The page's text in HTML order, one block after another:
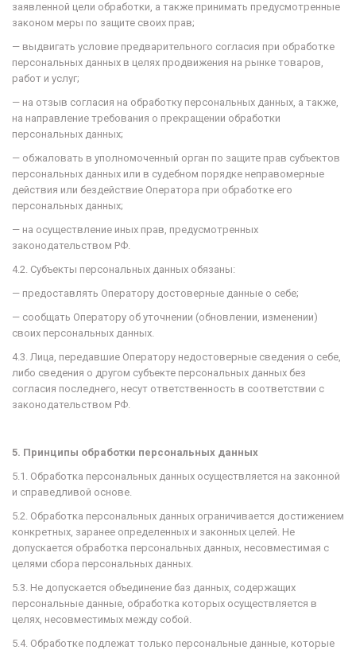
заявленной цели обработки, а также принимать предусмотренные
законом меры по защите своих прав;
— выдвигать условие предварительного согласия при обработке
персональных данных в целях продвижения на рынке товаров,
работ и услуг;
— на отзыв согласия на обработку персональных данных, а также,
на направление требования о прекращении обработки
персональных данных;
— обжаловать в уполномоченный орган по защите прав субъектов
персональных данных или в судебном порядке неправомерные
действия или бездействие Оператора при обработке его
персональных данных;
— на осуществление иных прав, предусмотренных
законодательством РФ.
4.2. Субъекты персональных данных обязаны:
— предоставлять Оператору достоверные данные о себе;
— сообщать Оператору об уточнении (обновлении, изменении)
своих персональных данных.
4.3. Лица, передавшие Оператору недостоверные сведения о себе,
либо сведения о другом субъекте персональных данных без
согласия последнего, несут ответственность в соответствии с
законодательством РФ.
5. Принципы обработки персональных данных
5.1. Обработка персональных данных осуществляется на законной
и справедливой основе.
5.2. Обработка персональных данных ограничивается достижением
конкретных, заранее определенных и законных целей. Не
допускается обработка персональных данных, несовместимая с
целями сбора персональных данных.
5.3. Не допускается объединение баз данных, содержащих
персональные данные, обработка которых осуществляется в
целях, несовместимых между собой.
5.4. Обработке подлежат только персональные данные, которые